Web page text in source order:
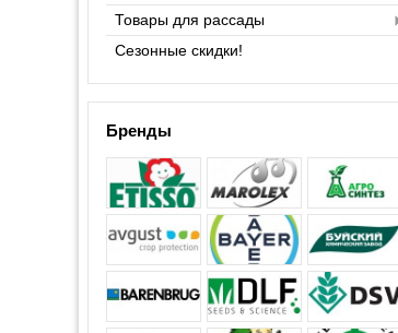
Товары для рассады
Сезонные скидки!
Бренды